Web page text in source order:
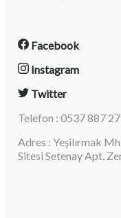
Facebook
Instagram
Twitter
Telefon : 0537 887
Adres : Yeşilırmak
Sitesi Setenay Apt.